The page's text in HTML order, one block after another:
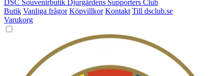
DSC Souvenirbutik Djurgårdens Supporters Club
Butik Vanliga frågor Köpvillkor Kontakt Till dsclub.se
Varukorg